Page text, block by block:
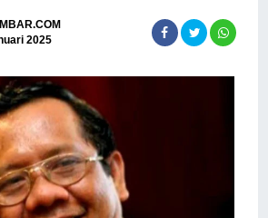
2025